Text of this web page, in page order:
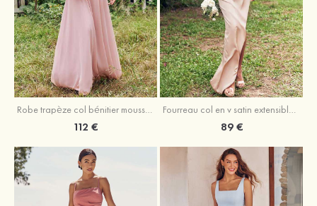
Robe trapèze col bénitier mousseline ras du sol robe de demoiselle d'honneur
112 €
Fourreau col en v satin extensible asymétrique robe de demoiselle d'honneur
89 €